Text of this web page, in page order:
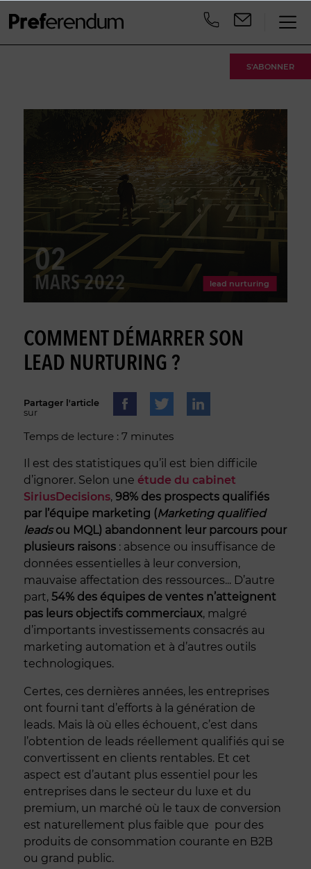
S'ABONNER
02
MARS 2022 lead nurturing
COMMENT DÉMARRER SON
LEAD NURTURING ?
Partager l'article
sur
Temps de lecture : 7 minutes
Il est des statistiques qu’il est bien difficile
d’ignorer. Selon une étude du cabinet
SiriusDecisions, 98% des prospects qualifiés
par l’équipe marketing (Marketing qualified
leadsou MQL) abandonnent leur parcours pour
plusieurs raisons: absence ou insuffisance de
données essentielles à leur conversion,
mauvaise affectation des ressources... D’autre
part,54% des équipes de ventes n’atteignent
pas leurs objectifs commerciaux, malgré
d’importants investissements consacrés au
marketing automation et à d’autres outils
technologiques.
Certes, ces dernières années, les entreprises
ont fourni tant d’efforts à la génération de
leads. Mais là où elles échouent, c’est dans
l’obtention de leads réellement qualifiés qui se
convertissent en clients rentables. Et cet
aspect est d’autant plus essentiel pour les
entreprises dans le secteur du luxe et du
premium, un marché où le taux de conversion
est naturellement plus faible que pour des
produits de consommation courante en B2B
ou grand public.